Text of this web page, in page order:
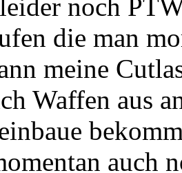
noch
die man
meine
Waffen aus
auch